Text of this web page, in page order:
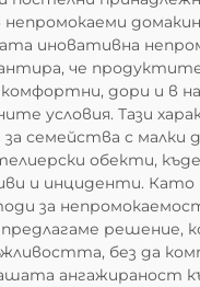
непромокаеми
иновативна
че продуктите
дори и в
условия. Тази
за семейства с малки
обекти,
и инциденти. Като
за
решение,
без да
ангажираност